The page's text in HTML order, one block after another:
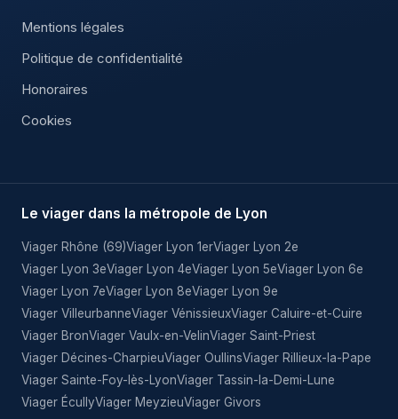
Mentions légales
Politique de confidentialité
Honoraires
Cookies
Le viager dans la métropole de Lyon
Viager Rhône (69)Viager Lyon 1erViager Lyon 2e
Viager Lyon 3eViager Lyon 4eViager Lyon 5eViager Lyon 6e
Viager Lyon 7eViager Lyon 8eViager Lyon 9e
Viager VilleurbanneViager VénissieuxViager Caluire-et-Cuire
Viager BronViager Vaulx-en-VelinViager Saint-Priest
Viager Décines-CharpieuViager OullinsViager Rillieux-la-Pape
Viager Sainte-Foy-lès-LyonViager Tassin-la-Demi-Lune
Viager ÉcullyViager MeyzieuViager Givors